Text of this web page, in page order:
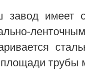
завод имеет
площади трубы